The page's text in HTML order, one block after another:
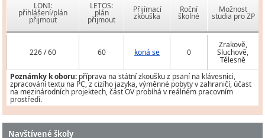
LONI:
přihlášení/plán
přijmout
LETOS:
plán
přijmout
Přijímací
zkouška
Roční
školné
Možnost
studia pro ZP
226 / 60 60 koná se 0
Zrakově,
Sluchově,
Tělesně
Poznámky k oboru: příprava na státní zkoušku z psaní na klávesnici,
zpracování textu na PC, z cizího jazyka, výměnné pobyty v zahraničí, účast
na mezinárodních projektech, část OV probíhá v reálném pracovním
prostředí.
Navštívené školy